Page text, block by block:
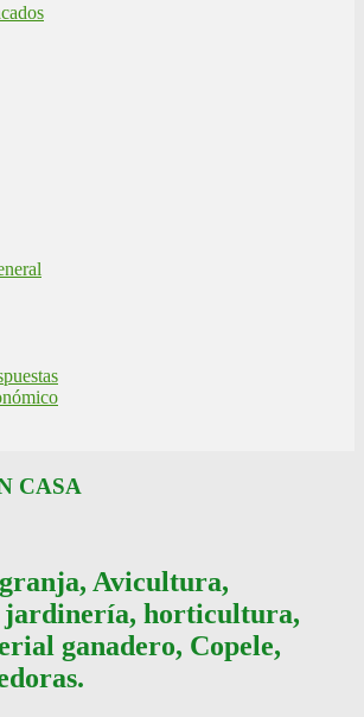
CASA
Avicultura,
horticultura,
ganadero, Copele,